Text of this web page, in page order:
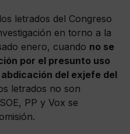
letrados del Congreso
en torno a la
enero, cuando no se
por el presunto uso
del exjefe del
letrados no son
PP y Vox se